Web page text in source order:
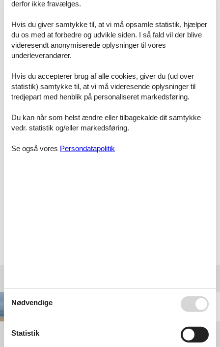
er én eneste af vores konkurrenter, som udlejer dit foretrukne
du finder hos os.
Hvis der en sjælden gang sker en fejl i vores overvågning af
konkurrenternes pris, udbetaler vi dig hele differencen i prisen.
Beløbet indsættes simpelthen på din konto.
Hvis du har spørgsmål eller specielle ønsker i forbindelse med din
søgning efter et sommerhus Rindby privat Strand, så kontakt os
endelig. Send en mail til info@feline.dk eller ring på 8724 2251.
Rindby Strand
Andre artikler om Rindby
derfor ikke fravælges.
Hvis du giver samtykke til, at vi må opsamle statistik, hjælper
du os med at forbedre og udvikle siden. I så fald vil der blive
videresendt anonymiserede oplysninger til vores
underleverandører.
Hvis du accepterer brug af alle cookies, giver du (ud over
statistik) samtykke til, at vi må videresende oplysninger til
tredjepart med henblik på personaliseret markedsføring.
Du kan når som helst ændre eller tilbagekalde dit samtykke
vedr. statistik og/eller markedsføring.
Se også vores Persondatapolitik
Nødvendige
Statistik